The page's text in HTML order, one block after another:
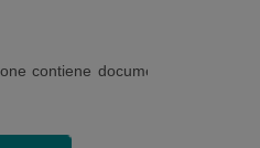
contiene documenti,